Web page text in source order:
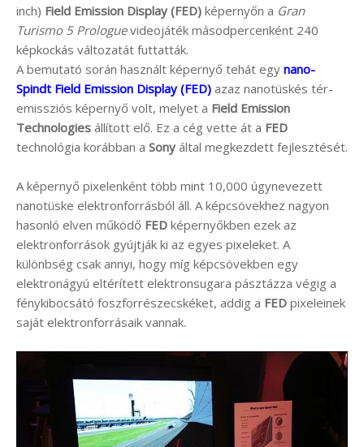
inch) Field Emission Display (FED) képernyőn a Gran
Turismo 5 Prologuevideojáték másodpercenként 240
képkockás változatát futtatták.
A bemutató során használt képernyő tehát egy nano-
Spindt Field Emission Display (FED) azaz nanotüskés tér-
emissziós képernyő volt, melyet a Field Emission
Technologies állított elő. Ez a cég vette át a FED
technológia korábban a Sony által megkezdett fejlesztését.
A képernyő pixelenként több mint 10,000 úgynevezett
nanotüske elektronforrásból áll. A képcsövekhez nagyon
hasonló elven működő FED képernyőkben ezek az
elektronforrások gyújtják ki az egyes pixeleket. A
különbség csak annyi, hogy míg képcsövekben egy
elektronágyú eltérített elektronsugara pásztázza végig a
fénykibocsátó foszforrészecskéket, addig a FED pixeleinek
saját elektronforrásaik vannak.